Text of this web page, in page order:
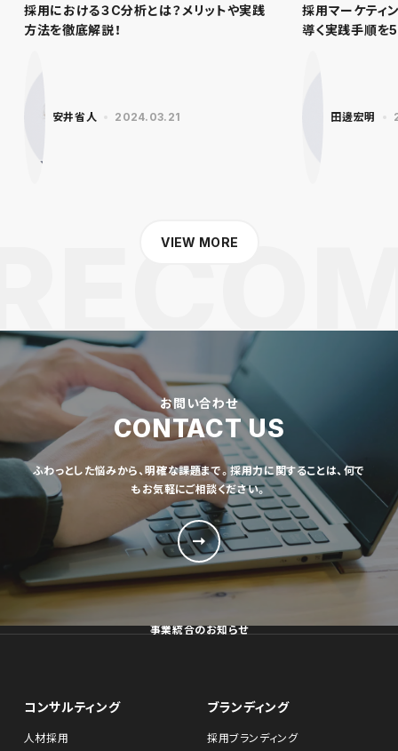
採用における３C分析とは？メリットや実践
方法を徹底解説！
安井省人 2024.03.21
採用マーケティ
導く実践手順を
田邊宏明
VIEW MORE
お問い合わせ
CONTACT US
ふわっとした悩みから、明確な課題まで。採用力に関することは、何で
もお気軽にご相談ください。
事業統合のお知らせ
コンサルティング
人材採用
ブランディング
採用ブランディング